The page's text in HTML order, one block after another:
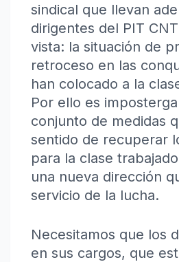
sindical que llevan
dirigentes del PIT
vista: la situación de
retroceso en las
han colocado a la
Por ello es
conjunto de medidas
sentido de recuperar
para la clase
una nueva dirección
servicio de la lucha.
Necesitamos que los
en sus cargos, que